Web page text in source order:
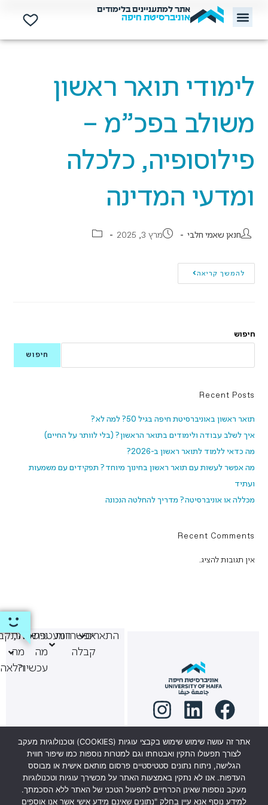
אתר למתעניינים בלימודים
אוניברסיטת חיפה
לימודי תואר ראשון
משולב בפכ”מ –
פילוסופיה, כלכלה
ומדעי המדינה
חנאן שאמי חלבי מרץ 3, 2025
להמשך קריאה
חיפוש
חיפוש
Recent Posts
תואר ראשון באוניברסיטת חיפה בגיל 50? למה לא?
איך לשלב עבודה ולימודים בתואר הראשון? (בלי לוותר על החיים)
מה כדאי ללמוד לתואר ראשון ב-2026?
מה אפשר לעשות עם תואר ראשון בחינוך מיוחד? תפקידים עם משמעות
ועתיד
מכללה או אוניברסיטה? מדריך להחלטה הנכונה
Recent Comments
אין תגובות להציג.
למוקד מתעניינים 6569*
ניתן להגיע לשיחת ייעוץ
התאריםאפשרויות
קבלה
המעטפתנרשמתי,
מה
עכשיו?
מה
אתר זה עושה שימוש שימוש בקבצי עוגיות (COOKIES) וטכנולוגיות מעקב
לצורך תפעולו התקין ואבטחתו וגם למטרות נוספות כמו שיפור חווית
הגלישה, ניתוח נתונים סטטיסטיים פרסום מותאם אישית או מבוסס
העדפות. אנו לא נתקין באמצעות האתר על מכשירך עוגיות וטכנולוגיות
מעקב נוספות שאינן הכרחיים לתפעול הטכני של האתר ללא הסכמתך.
למידע נוסף אנא עיין בחלק "נתונים שאינם מידע אישי אשר אנו אוספים